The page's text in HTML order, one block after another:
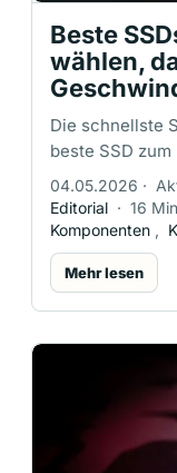
Beste
wählen,
Die schnellste
beste SSD
noch vor
stärker,
04.05.2026 ·
Editorial · 16
Komponenten ,
Mehr lesen